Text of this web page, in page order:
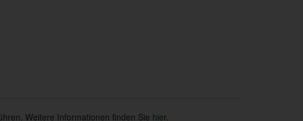
Weitere Informationen finden Sie hier.